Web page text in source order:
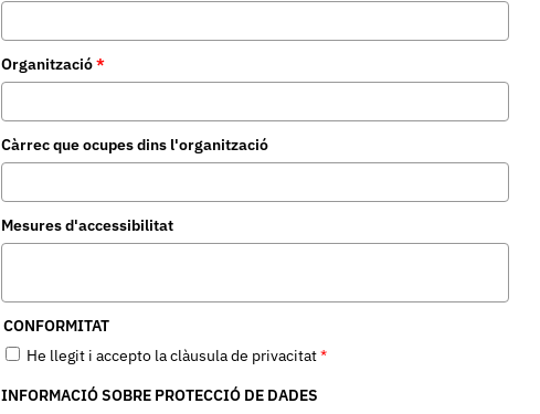
Organització*
Càrrec que ocupes dins l'organització
Mesures d'accessibilitat
CONFORMITAT
He llegit i accepto la clàusula de privacitat*
INFORMACIÓ SOBRE PROTECCIÓ DE DADES